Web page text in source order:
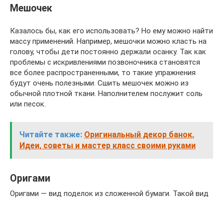
Мешочек
Казалось бы, как его использовать? Но ему можно найти
массу применений. Например, мешочки можно класть на
голову, чтобы дети постоянно держали осанку. Так как
проблемы с искривлениями позвоночника становятся
все более распространенными, то такие упражнения
будут очень полезными. Сшить мешочек можно из
обычной плотной ткани. Наполнителем послужит соль
или песок.
Читайте также: Оригинальный декор банок.
Идеи, советы и мастер класс своими руками
Оригами
Оригами — вид поделок из сложенной бумаги. Такой вид